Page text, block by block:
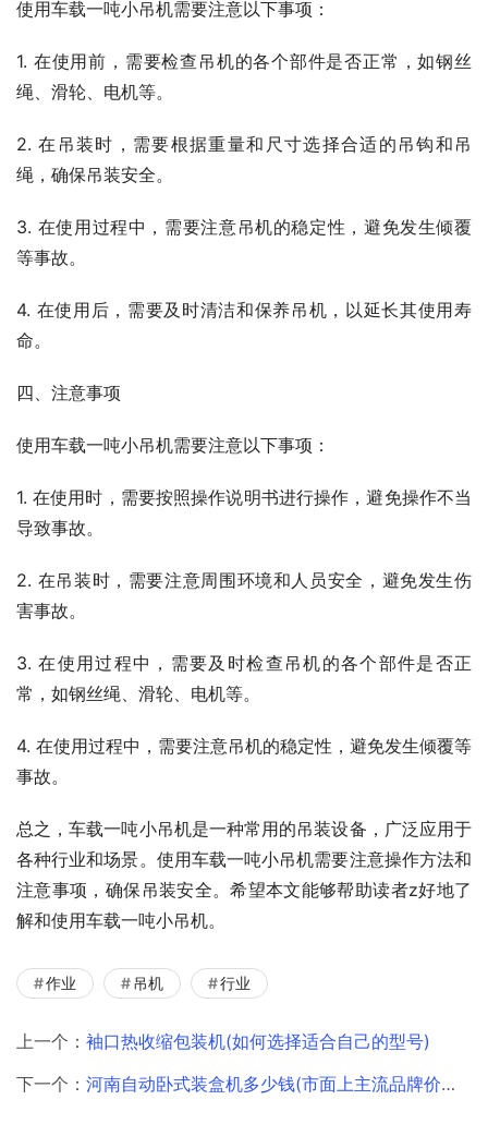
使用车载一吨小吊机需要注意以下事项：
1. 在使用前，需要检查吊机的各个部件是否正常，如钢丝
绳、滑轮、电机等。
2. 在吊装时，需要根据重量和尺寸选择合适的吊钩和吊
绳，确保吊装安全。
3. 在使用过程中，需要注意吊机的稳定性，避免发生倾覆
等事故。
4. 在使用后，需要及时清洁和保养吊机，以延长其使用寿
命。
四、注意事项
使用车载一吨小吊机需要注意以下事项：
1. 在使用时，需要按照操作说明书进行操作，避免操作不当
导致事故。
2. 在吊装时，需要注意周围环境和人员安全，避免发生伤
害事故。
3. 在使用过程中，需要及时检查吊机的各个部件是否正
常，如钢丝绳、滑轮、电机等。
4. 在使用过程中，需要注意吊机的稳定性，避免发生倾覆等
事故。
总之，车载一吨小吊机是一种常用的吊装设备，广泛应用于
各种行业和场景。使用车载一吨小吊机需要注意操作方法和
注意事项，确保吊装安全。希望本文能够帮助读者z好地了
解和使用车载一吨小吊机。
作业 吊机 行业
上一个： 袖口热收缩包装机(如何选择适合自己的型号)
下一个： 河南自动卧式装盒机多少钱(市面上主流品牌价格对比)